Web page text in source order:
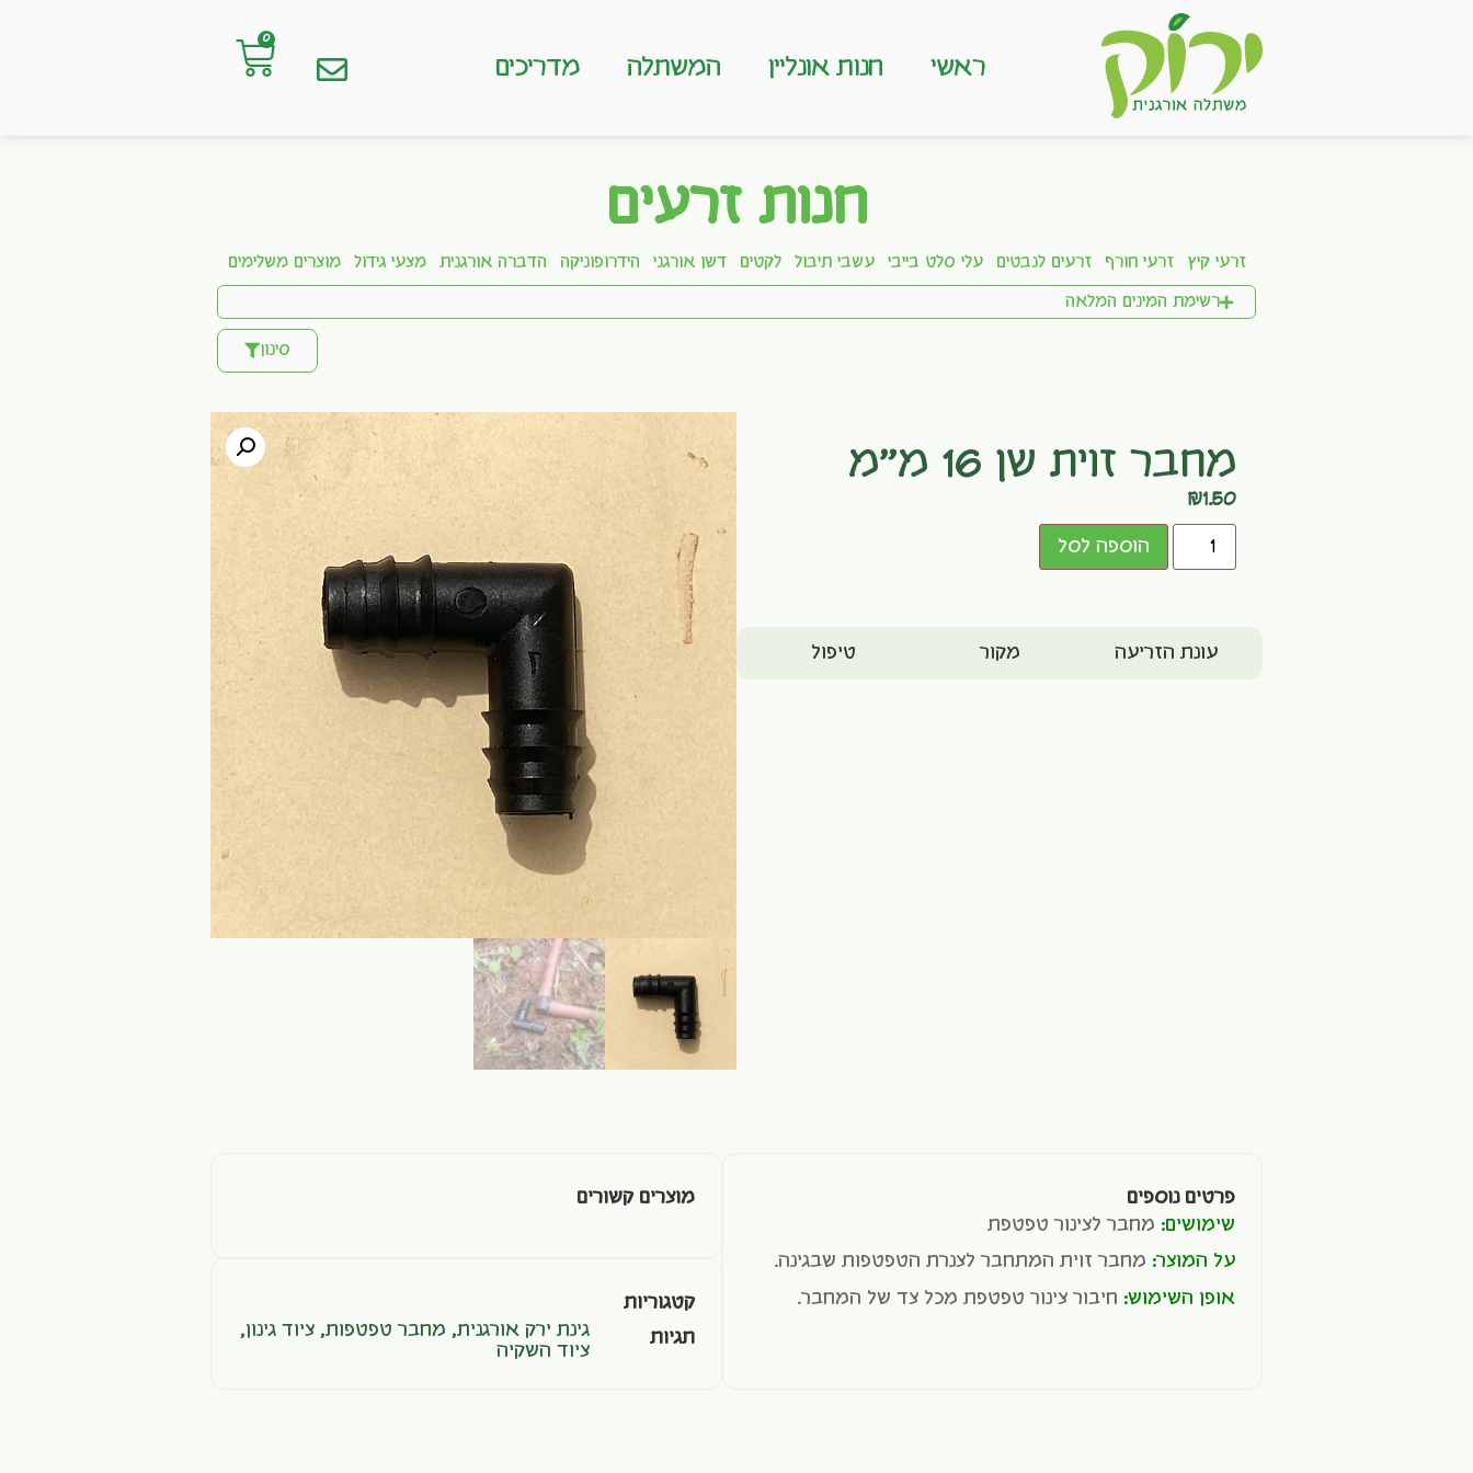
ראשי חנות אונליין המשתלה מדריכים
0
חנות זרעים
זרעי קיץ זרעי חורף זרעים לנבטים עלי סלט בייבי עשבי תיבול לקטים דשן אורגני הידרופוניקה הדברה אורגנית מצעי גידול מוצרים משלימים
רשימת המינים המלאה
סינון
מחבר זוית שן 16 מ"מ
₪1.50
הוספה לסל
עונת הזריעה מקור טיפול
פרטים נוספים
שימושים: מחבר לצינור טפטפת
על המוצר: מחבר זוית המתחבר לצנרת הטפטפות שבגינה.
אופן השימוש: חיבור צינור טפטפת מכל צד של המחבר.
מוצרים קשורים
קטגוריות
תגיות
גינת ירק אורגנית, מחבר טפטפות,ציוד גינון,
ציוד השקיה